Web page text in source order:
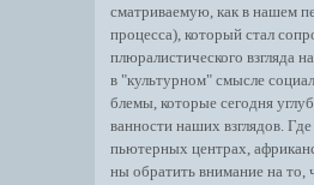
сматриваемую, как в нашем
процесса), который стал
плюралистического взгляда
в "культурном" смысле
блемы, которые сегодня
ванности наших взглядов.
пьютерных центрах,
ны обратить внимание на то,